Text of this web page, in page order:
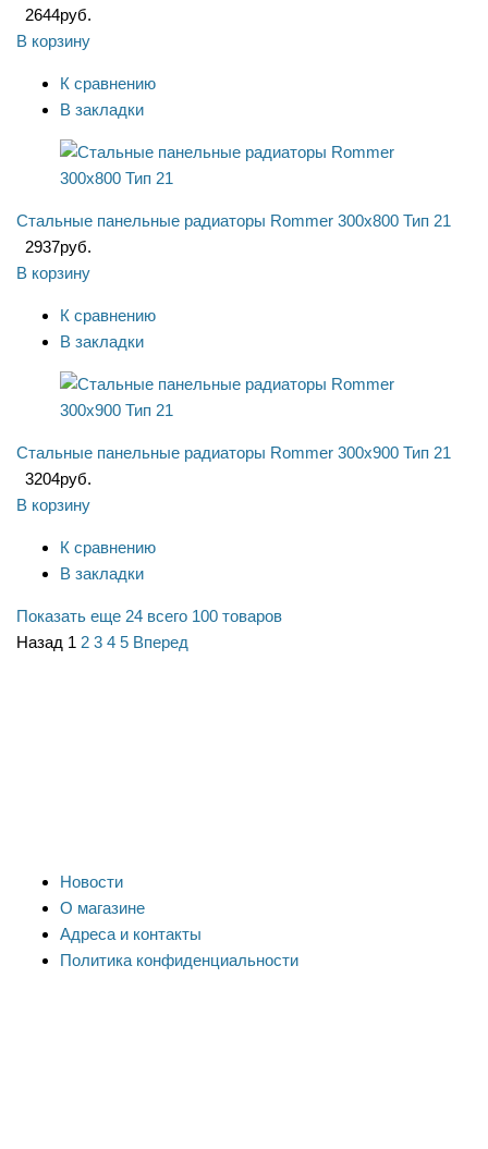
2644руб.
В корзину
К сравнению
В закладки
Стальные панельные радиаторы Rommer 300x800 Тип 21
2937руб.
В корзину
К сравнению
В закладки
Стальные панельные радиаторы Rommer 300x900 Тип 21
3204руб.
В корзину
К сравнению
В закладки
Показать еще 24 всего 100 товаров
Назад 1 2 3 4 5 Вперед
Новости
О магазине
Адреса и контакты
Политика конфиденциальности